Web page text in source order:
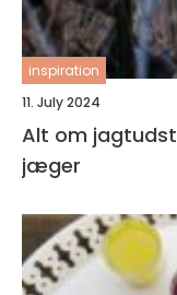
inspiration
11. July 2024
Alt om
jæger